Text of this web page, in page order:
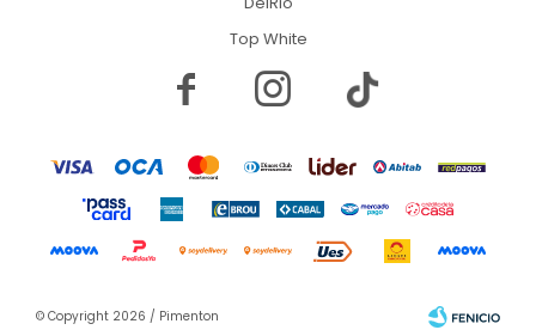
Top White
 
© Copyright 2026 / Pimenton